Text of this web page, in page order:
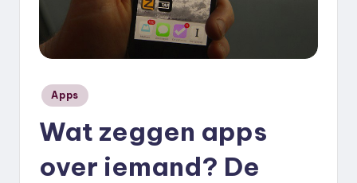
Geplaatst
in
Apps
Wat zeggen apps
over iemand? De